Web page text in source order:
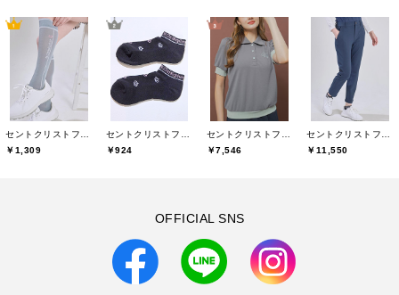
￥1,309
￥924
￥7,546
￥11,550
OFFICIAL SNS